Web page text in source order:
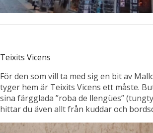
Teixits Vicens
För den som vill ta med sig en bit av
tyger hem är Teixits Vicens ett måste.
sina färgglada ”roba de llengües”
hittar du även allt från kuddar och